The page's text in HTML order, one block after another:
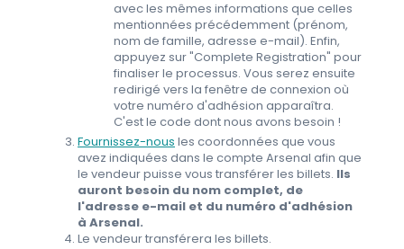
avec les mêmes informations que celles
mentionnées précédemment (prénom,
nom de famille, adresse e-mail). Enfin,
appuyez sur "Complete Registration" pour
finaliser le processus. Vous serez ensuite
redirigé vers la fenêtre de connexion où
votre numéro d'adhésion apparaîtra.
C'est le code dont nous avons besoin !
Fournissez-nous les coordonnées que vous
avez indiquées dans le compte Arsenal afin que
le vendeur puisse vous transférer les billets. Ils
auront besoin du nom complet, de
l'adresse e-mail et du numéro d'adhésion
à Arsenal.
Le vendeur transférera les billets.